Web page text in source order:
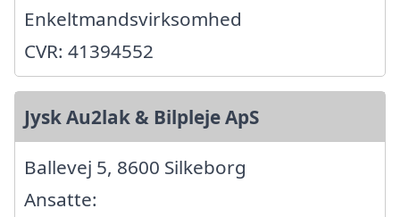
Enkeltmandsvirksomhed
CVR: 41394552
Jysk Au2lak & Bilpleje ApS
Ballevej 5, 8600 Silkeborg
Ansatte: